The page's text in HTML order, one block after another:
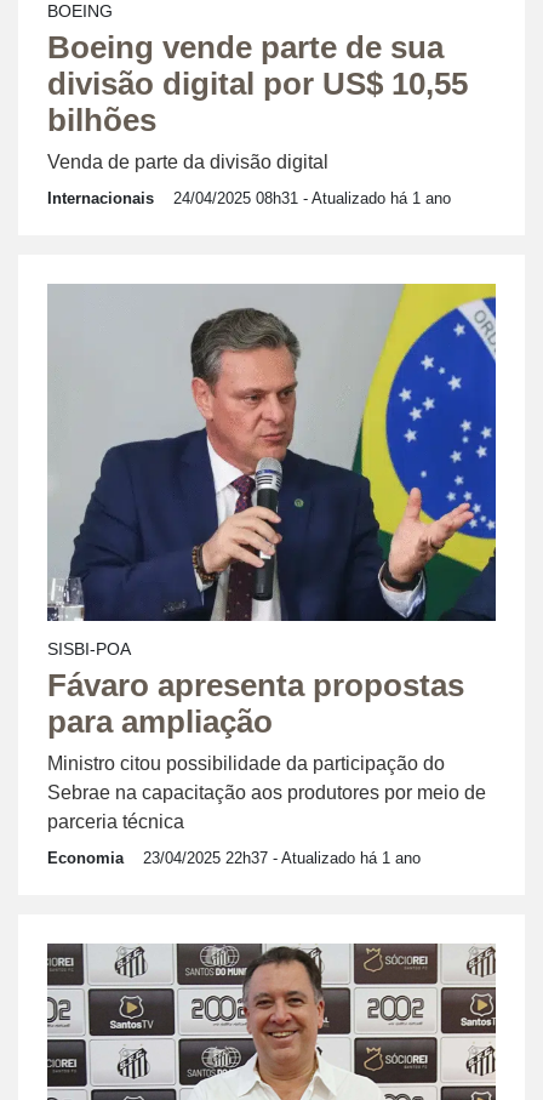
BOEING
Boeing vende parte de sua
divisão digital por US$ 10,55
bilhões
Venda de parte da divisão digital
Internacionais 24/04/2025 08h31 - Atualizado há 1 ano
SISBI-POA
Fávaro apresenta propostas
para ampliação
Ministro citou possibilidade da participação do
Sebrae na capacitação aos produtores por meio de
parceria técnica
Economia 23/04/2025 22h37 - Atualizado há 1 ano